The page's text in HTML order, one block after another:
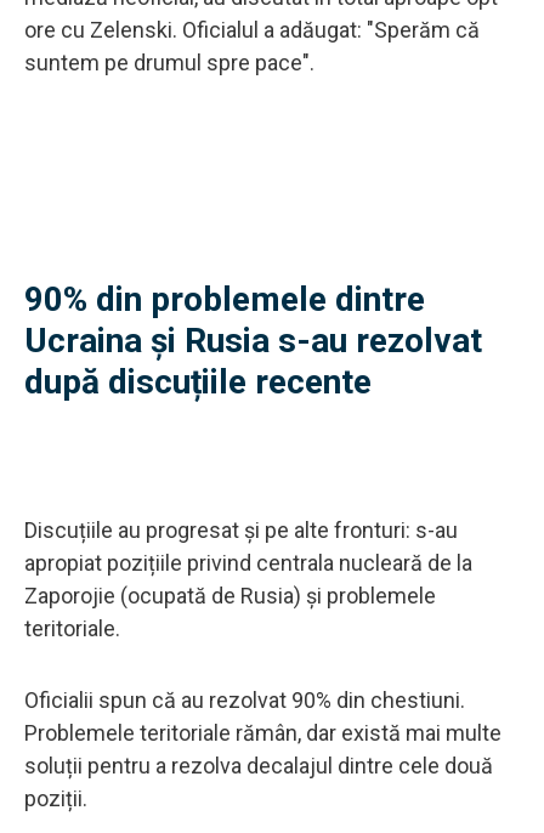
ore cu Zelenski. Oficialul a adăugat: "Sperăm că
suntem pe drumul spre pace".
90% din problemele dintre
Ucraina și Rusia s-au rezolvat
după discuțiile recente
Discuțiile au progresat și pe alte fronturi: s-au
apropiat pozițiile privind centrala nucleară de la
Zaporojie (ocupată de Rusia) și problemele
teritoriale.
Oficialii spun că au rezolvat 90% din chestiuni.
Problemele teritoriale rămân, dar există mai multe
soluții pentru a rezolva decalajul dintre cele două
poziții.